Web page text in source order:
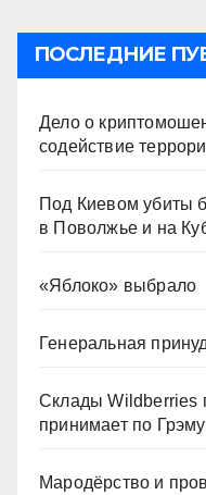
ПОСЛЕДНИЕ
Дело о
содействие
Под Киевом убиты
в Поволжье и на
«Яблоко» выбрало
Генеральная
Склады Wildberries
принимает по
Мародёрство и